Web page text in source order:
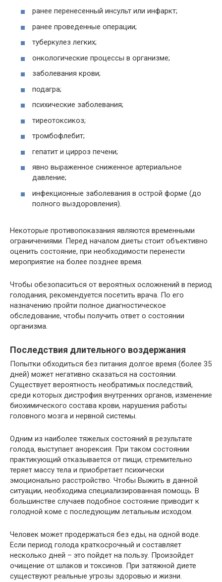
ранее перенесенный инсульт или инфаркт;
ранее проведенные операции;
туберкулез легких;
онкологические процессы в организме;
заболевания крови;
подагра;
психические заболевания;
тиреотоксикоз;
тромбофлебит;
гепатит и цирроз печени;
явно выраженное сниженное артериальное
давление;
инфекционные заболевания в острой форме (до
полного выздоровления).
Некоторые противопоказания являются временными
ограничениями. Перед началом диеты стоит объективно
оценить состояние, при необходимости перенести
мероприятие на более позднее время.
Чтобы обезопаситься от вероятных осложнений в период
голодания, рекомендуется посетить врача. По его
назначению пройти полное диагностическое
обследование, чтобы получить ответ о состоянии
организма.
Последствия длительного воздержания
Попытки обходиться без питания долгое время (более 35
дней) может негативно сказаться на состоянии.
Существует вероятность необратимых последствий,
среди которых дистрофия внутренних органов, изменение
биохимического состава крови, нарушения работы
головного мозга и нервной системы.
Одним из наиболее тяжелых состояний в результате
голода, выступает анорексия. При таком состоянии
практикующий отказывается от пищи, стремительно
теряет массу тела и приобретает психически
эмоционально расстройство. Чтобы Выжить в данной
ситуации, необходима специализированная помощь. В
большинстве случаев подобное состояние приводит к
голодной коме с последующим летальным исходом.
Человек может продержаться без еды, на одной воде.
Если период голода краткосрочный и составляет
несколько дней – это пойдет на пользу. Произойдет
очищение от шлаков и токсинов. При затяжной диете
существуют реальные угрозы здоровью и жизни.